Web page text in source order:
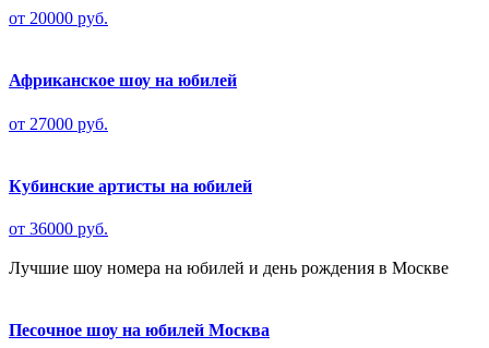
от 20000 руб.
Африканское шоу на юбилей
от 27000 руб.
Кубинские артисты на юбилей
от 36000 руб.
Лучшие шоу номера на юбилей и день рождения в Москве
Песочное шоу на юбилей Москва